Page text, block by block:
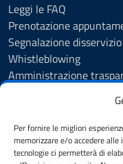
Per fornire le migliori
memorizzare e/o accedere
tecnologie ci permetterà di
Leggi le FAQ
Prenotazione
Segnalazione disservizio
Whistleblowing
Amministrazione
Albo Pretorio
Cookie Policy
Informativa privacy